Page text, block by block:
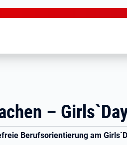
–
Berufsorientierung am